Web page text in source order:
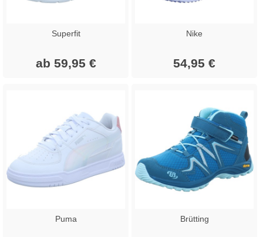
Superfit
ab 59,95 €
Nike
54,95 €
Puma Brütting